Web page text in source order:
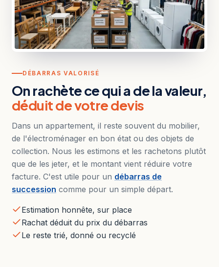
DÉBARRAS VALORISÉ
On rachète ce qui a de la valeur,
déduit de votre devis
Dans un appartement, il reste souvent du mobilier,
de l'électroménager en bon état ou des objets de
collection. Nous les estimons et les rachetons plutôt
que de les jeter, et le montant vient réduire votre
facture. C'est utile pour un débarras de
succession comme pour un simple départ.
Estimation honnête, sur place
Rachat déduit du prix du débarras
Le reste trié, donné ou recyclé